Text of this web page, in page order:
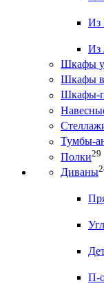
Шкафы
Шкафы
Шкафы-
Тумбы-
Полки29
Диваны
П-